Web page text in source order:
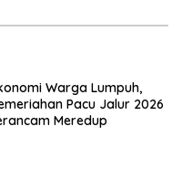
Warga Lumpuh,
Pacu Jalur 2026
Meredup